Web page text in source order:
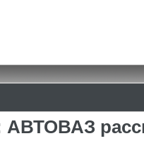
АВТОВАЗ